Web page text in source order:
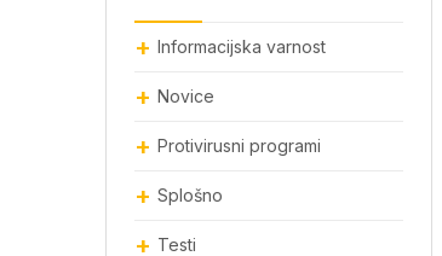
Informacijska varnost
Novice
Protivirusni programi
Splošno
Testi